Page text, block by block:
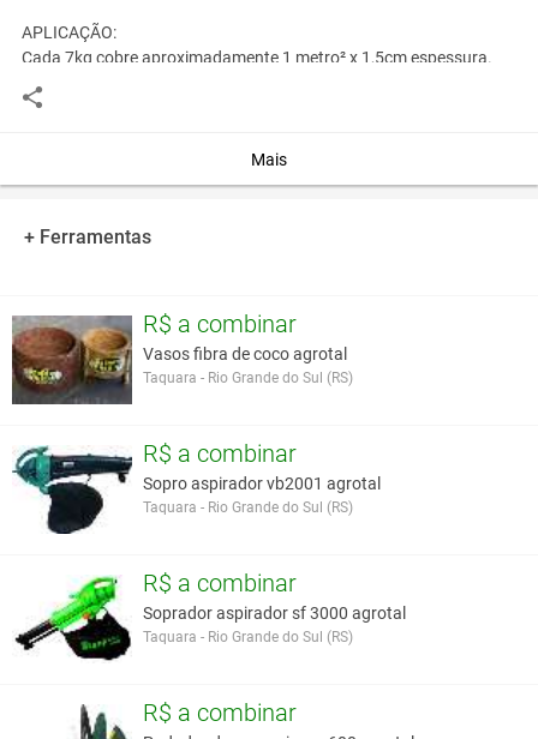
APLICAÇÃO:
Cada 7kg cobre aproximadamente 1 metro² x 1,5cm espessura.
CORES:
VERDE
MARROM
Mais
+ Ferramentas
R$ a combinar
Vasos fibra de coco agrotal
Taquara - Rio Grande do Sul (RS)
R$ a combinar
Sopro aspirador vb2001 agrotal
Taquara - Rio Grande do Sul (RS)
R$ a combinar
Soprador aspirador sf 3000 agrotal
Taquara - Rio Grande do Sul (RS)
R$ a combinar